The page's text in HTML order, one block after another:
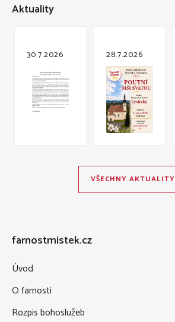
Aktuality
30.7.2026 28.7.2026
VŠECHNY AKTUALITY
farnostmistek.cz
Úvod
O farnosti
Rozpis bohoslužeb